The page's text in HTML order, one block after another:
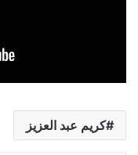
كريم عبد العزيز